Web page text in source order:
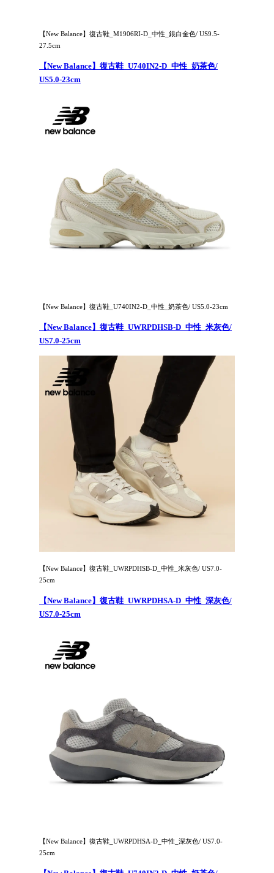
【New Balance】復古鞋_M1906RI-D_中性_銀白金色/ US9.5-
27.5cm
【New Balance】復古鞋_U740IN2-D_中性_奶茶色/
US5.0-23cm
【New Balance】復古鞋_U740IN2-D_中性_奶茶色/ US5.0-23cm
【New Balance】復古鞋_UWRPDHSB-D_中性_米灰色/
US7.0-25cm
【New Balance】復古鞋_UWRPDHSB-D_中性_米灰色/ US7.0-
25cm
【New Balance】復古鞋_UWRPDHSA-D_中性_深灰色/
US7.0-25cm
【New Balance】復古鞋_UWRPDHSA-D_中性_深灰色/ US7.0-
25cm